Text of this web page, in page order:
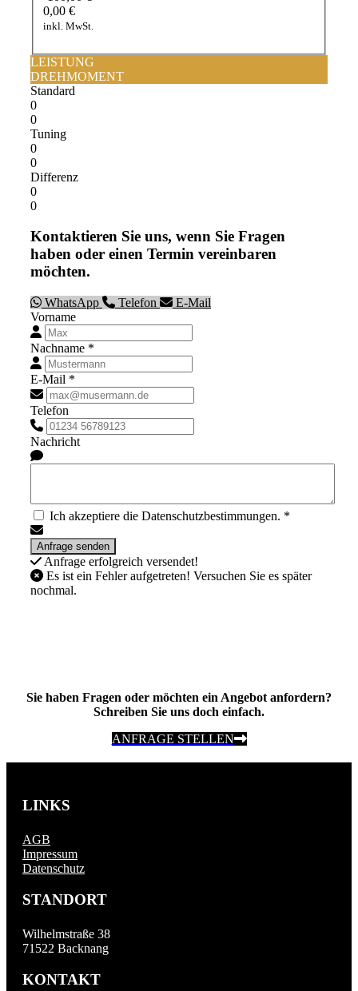
0,00 €
inkl. MwSt.
LEISTUNG
DREHMOMENT
Standard
0
0
Tuning
0
0
Differenz
0
0
Kontaktieren Sie uns, wenn Sie Fragen
haben oder einen Termin vereinbaren
möchten.
WhatsApp Telefon
E-Mail
Vorname
Nachname *
E-Mail *
Telefon
Nachricht
Ich akzeptiere die Datenschutzbestimmungen. *
Anfrage erfolgreich versendet!
Es ist ein Fehler aufgetreten! Versuchen Sie es später
nochmal.
Sie haben Fragen oder möchten ein Angebot anfordern?
Schreiben Sie uns doch einfach.
ANFRAGE STELLEN
LINKS
AGB
Impressum
Datenschutz
STANDORT
Wilhelmstraße 38
71522 Backnang
KONTAKT